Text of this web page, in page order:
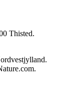
Thisted.